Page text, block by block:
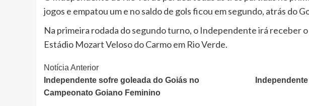
jogos e empatou um e no saldo de gols ficou em segundo, atrás do
Na primeira rodada do segundo turno, o Independente irá receber
Estádio Mozart Veloso do Carmo em Rio Verde.
Continue
Lendo
Notícia Anterior
Independente sofre goleada do Goiás no
Campeonato Goiano Feminino